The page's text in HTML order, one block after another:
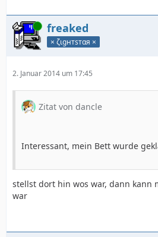
Online freaked
× ζιgнтѕтαя ×
2. Januar 2014 um 17:45
Zitat von dancle
Interessant, mein Bett wurde
stellst dort hin wos war, dann kann
war